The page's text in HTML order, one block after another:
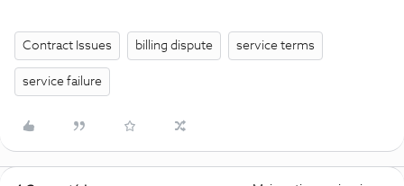
Contract Issues billing dispute service terms
service failure